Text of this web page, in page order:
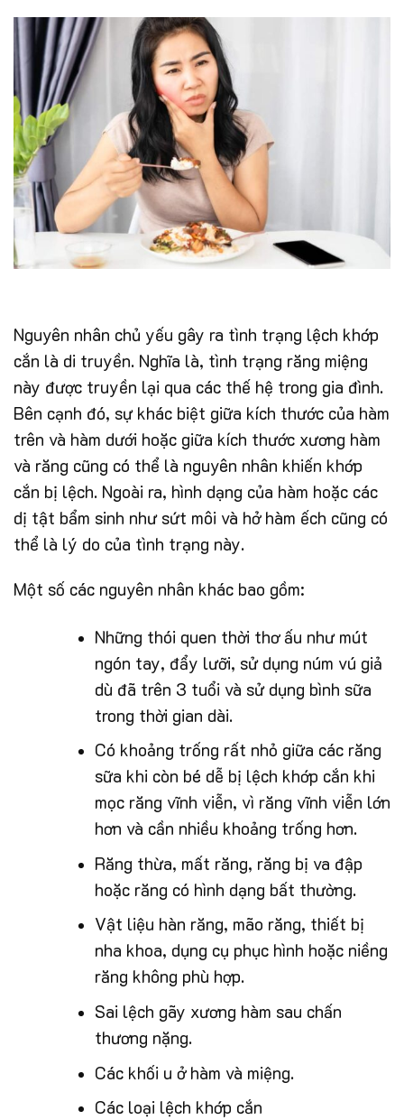
Nguyên nhân chủ yếu gây ra tình trạng lệch khớp
cắn là di truyền. Nghĩa là, tình trạng răng miệng
này được truyền lại qua các thế hệ trong gia đình.
Bên cạnh đó, sự khác biệt giữa kích thước của hàm
trên và hàm dưới hoặc giữa kích thước xương hàm
và răng cũng có thể là nguyên nhân khiến khớp
cắn bị lệch. Ngoài ra, hình dạng của hàm hoặc các
dị tật bẩm sinh như sứt môi và hở hàm ếch cũng có
thể là lý do của tình trạng này.
Một số các nguyên nhân khác bao gồm:
Những thói quen thời thơ ấu như mút
ngón tay, đẩy lưỡi, sử dụng núm vú giả
dù đã trên 3 tuổi và sử dụng bình sữa
trong thời gian dài.
Có khoảng trống rất nhỏ giữa các răng
sữa khi còn bé dễ bị lệch khớp cắn khi
mọc răng vĩnh viễn, vì răng vĩnh viễn lớn
hơn và cần nhiều khoảng trống hơn.
Răng thừa, mất răng, răng bị va đập
hoặc răng có hình dạng bất thường.
Vật liệu hàn răng, mão răng, thiết bị
nha khoa, dụng cụ phục hình hoặc niềng
răng không phù hợp.
Sai lệch gãy xương hàm sau chấn
thương nặng.
Các khối u ở hàm và miệng.
Các loại lệch khớp cắn